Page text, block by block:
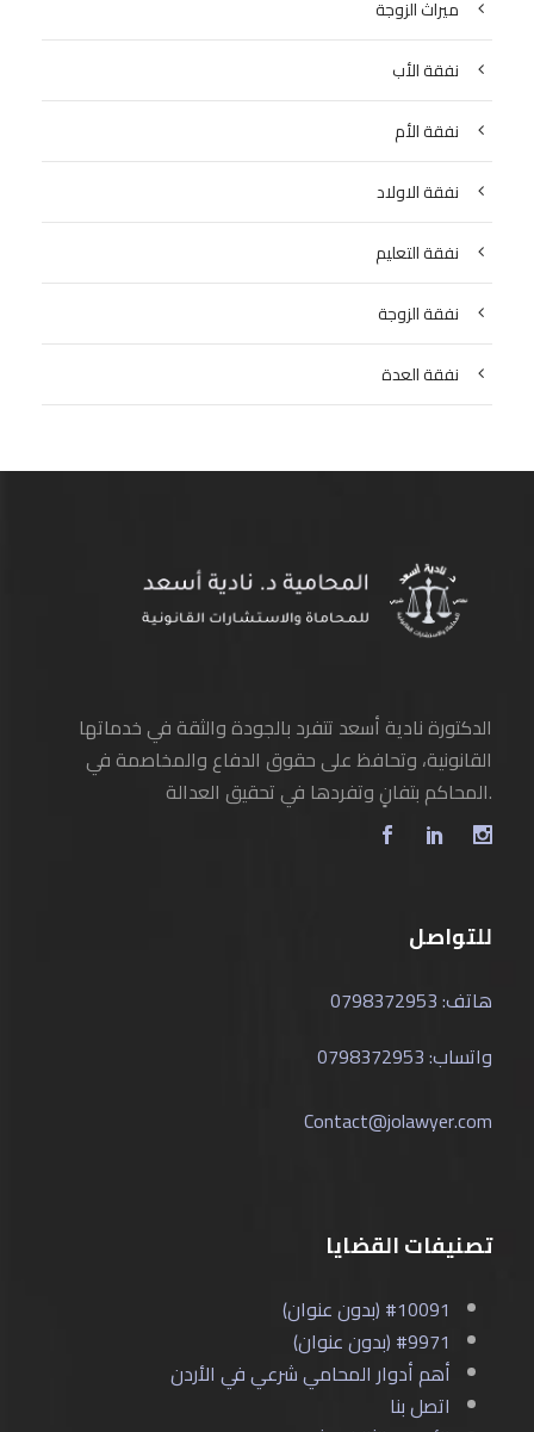
ميراث الزوجة
نفقة الأب
نفقة الأم
نفقة الاولاد
نفقة التعليم
نفقة الزوجة
نفقة العدة
الدكتورة نادية أسعد تتفرد بالجودة والثقة في خدماتها
القانونية، وتحافظ على حقوق الدفاع والمخاصمة في
المحاكم بتفانٍ وتفردها في تحقيق العدالة.
للتواصل
هاتف: 0798372953
واتساب: 0798372953
Contact@jolawyer.com
تصنيفات القضايا
#10091 (بدون عنوان)
#9971 (بدون عنوان)
أهم أدوار المحامي شرعي في الأردن
اتصل بنا